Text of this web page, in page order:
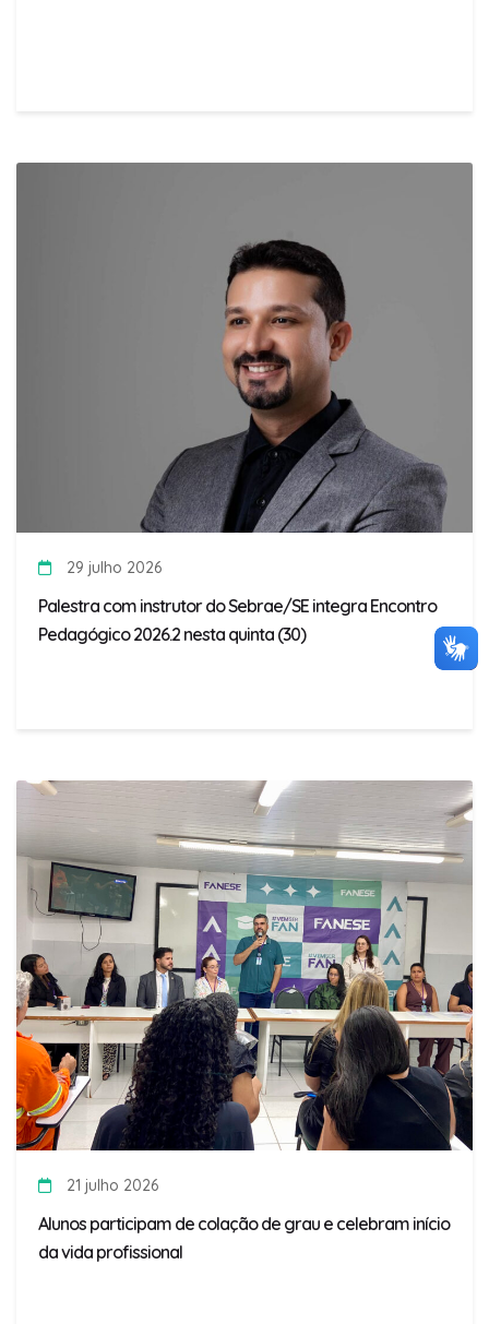
29 julho 2026
Palestra com instrutor do Sebrae/SE integra Encontro
Pedagógico 2026.2 nesta quinta (30)
21 julho 2026
Alunos participam de colação de grau e celebram início
da vida profissional